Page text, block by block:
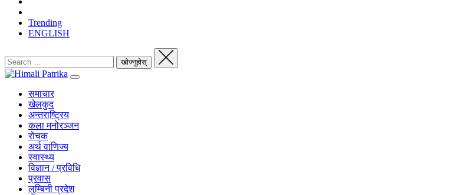
Trending
ENGLISH
समाचार
खेलकुद
अन्तराष्ट्रिय
कला मनोरञ्जन
रोचक
अर्थ वाणिज्य
स्वास्थ्य
विज्ञान / प्रविधि
प्रवास
लुम्बिनी प्रदेश